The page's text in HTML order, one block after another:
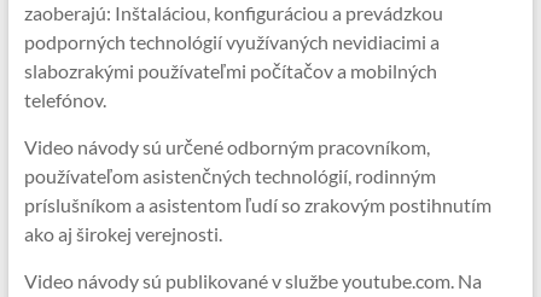
zaoberajú: Inštaláciou, konfiguráciou a prevádzkou
podporných technológií využívaných nevidiacimi a
slabozrakými používateľmi počítačov a mobilných
telefónov.
Video návody sú určené odborným pracovníkom,
používateľom asistenčných technológií, rodinným
príslušníkom a asistentom ľudí so zrakovým postihnutím
ako aj širokej verejnosti.
Video návody sú publikované v službe youtube.com. Na